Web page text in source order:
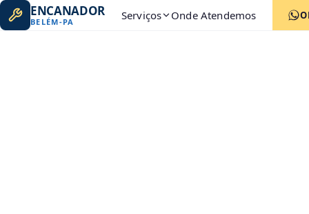
ENCANADOR
BELÉM-PA Serviços Onde Atendemos